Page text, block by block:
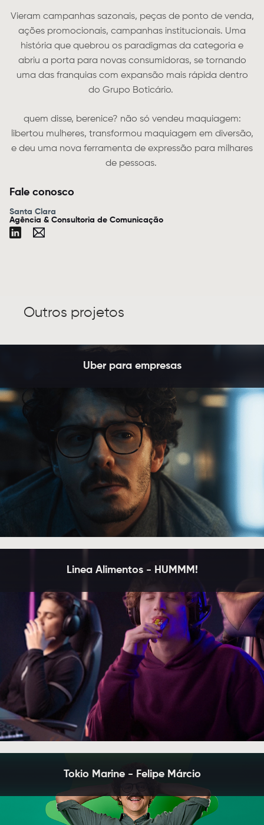
Vieram campanhas sazonais, peças de ponto de venda,
ações promocionais, campanhas institucionais. Uma
história que quebrou os paradigmas da categoria e
abriu a porta para novas consumidoras, se tornando
uma das franquias com expansão mais rápida dentro
do Grupo Boticário.
quem disse, berenice? não só vendeu maquiagem:
libertou mulheres, transformou maquiagem em diversão,
e deu uma nova ferramenta de expressão para milhares
de pessoas.
Fale conosco
Santa Clara
Agência & Consultoria de Comunicação
Outros projetos
Uber para empresas
Linea Alimentos - HUMMM!
Tokio Marine - Felipe Márcio